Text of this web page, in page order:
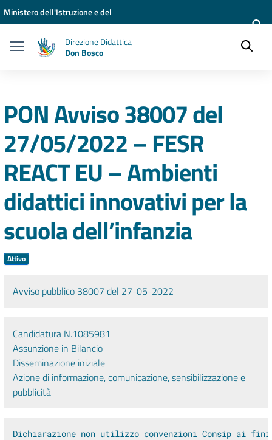
Vai ai contenuti
Vai al menu di navigazione
Vai al footer
Ministero dell'Istruzione e del
Direzione Didattica
Don Bosco
PON Avviso 38007 del
27/05/2022 – FESR
REACT EU – Ambienti
didattici innovativi per la
scuola dell’infanzia
Attivo
Avviso pubblico 38007 del 27-05-2022
Candidatura N.1085981
Assunzione in Bilancio
Disseminazione iniziale
Azione di informazione, comunicazione, sensibilizzazione e
pubblicità
Dichiarazione non utilizzo convenzioni Consip ai